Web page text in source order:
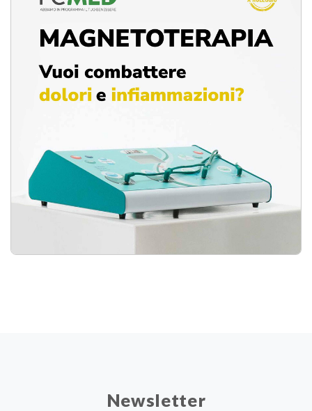
Newsletter